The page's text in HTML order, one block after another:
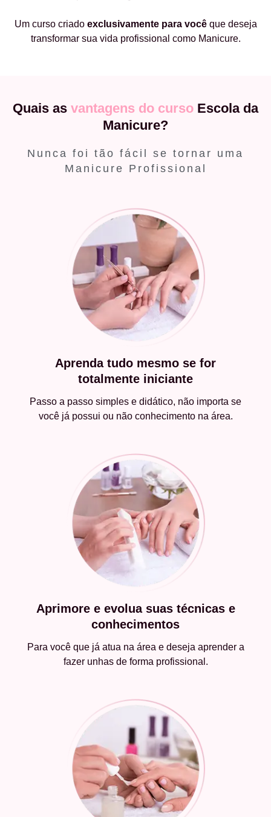
Um curso criado exclusivamente para vocêque deseja
transformar sua vida profissional como Manicure.
Quais as vantagens do curso Escola da
Manicure?
Nunca foi tão fácil se tornar uma
Manicure Profissional
Aprenda tudo mesmo se for
totalmente iniciante
Passo a passo simples e didático, não importa se
você já possui ou não conhecimento na área.
Aprimore e evolua suas técnicas e
conhecimentos
Para você que já atua na área e deseja aprender a
fazer unhas de forma profissional.